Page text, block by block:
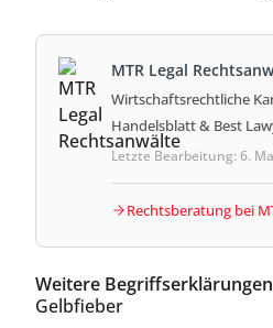
MTR Legal
Wirtschaftsrechtliche
Handelsblatt & Best
Letzte Bearbeitung: 6.
Rechtsberatung bei
Weitere Begriffserklärungen
Gelbfieber